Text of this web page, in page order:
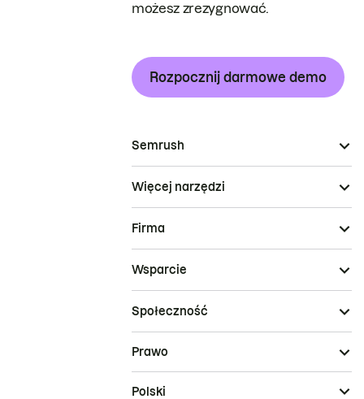
możesz zrezygnować.
Rozpocznij darmowe demo
Semrush
Więcej narzędzi
Firma
Wsparcie
Społeczność
Prawo
Polski